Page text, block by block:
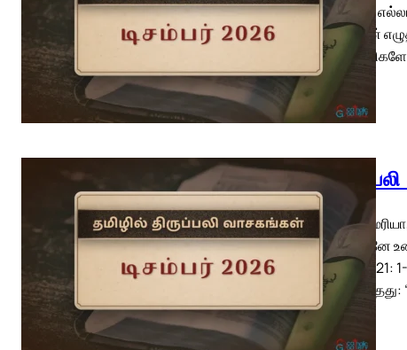
இரத்தம்
யோவான்
சகோதரிகளே,
இயேசு,
பிறப்பவனே
15: 1-6; 21: